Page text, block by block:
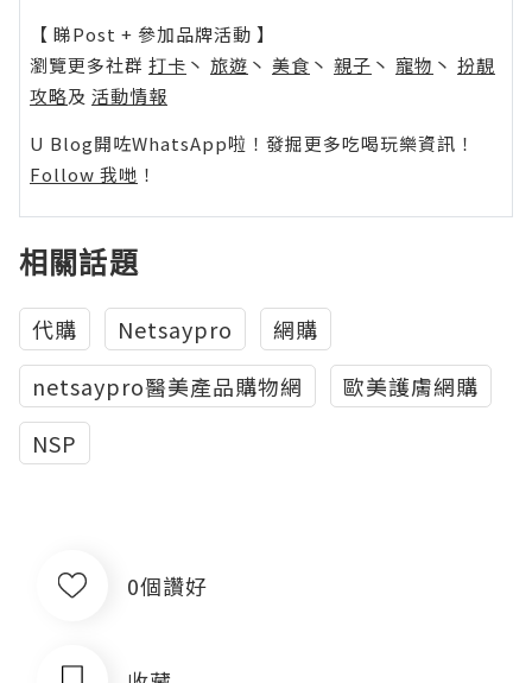
【 睇Post + 參加品牌活動 】
瀏覽更多社群 打卡 丶 旅遊 丶 美食 丶 親子 丶 寵物 丶 扮靚
攻略及 活動情報
U Blog開咗WhatsApp啦！發掘更多吃喝玩樂資訊！
Follow 我哋 ！
相關話題
代購 Netsaypro
網購
netsaypro醫美產品購物網
歐美護膚網購
NSP
0個讚好